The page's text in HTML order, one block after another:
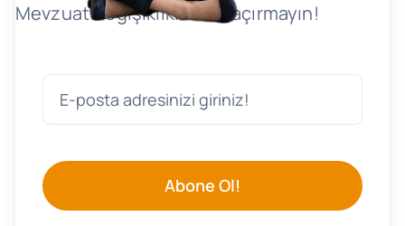
Mevzuat Değişikliklerini Kaçırmayın!
Abone Ol!